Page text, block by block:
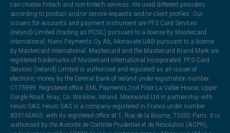
can choose fintech and non-fintech services. We used different providers
according to product and/or service requests and/or client profiles. Our
issuers for accounts and payment instrument are PFS Card Services
(Ireland) Limited (trading as PCSIL) pursuant to a license by Mastercard
International, Narvi Payments Oy Ab, Monavate UAB pursuant to a license
by Mastercard International. Mastercard and the Mastercard Brand Mark are
registered trademarks of Mastercard International Incorporated. PFS Card
Services (Ireland) Limited is authorized and regulated as an issuer of
electronic money by the Central Bank of Ireland under registration number
C175999. Registered office: EML Payments,2nd Floor La Vallee House, Upper
Dargle Road, Bray, Co. Wicklow, Ireland. Moorwand Ltd in partnership with
Heuro SAS. Heuro SAS is a company registered in France under number
833165863, with its registered office at 1, Rue de la Bourse, 75002 Paris. It is
authorised by the Autorité de Contrôle Prudentiel et de Résolution (ACPR),